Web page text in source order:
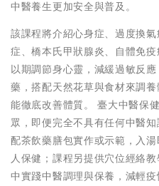
中醫養生更加安全與普及。
該課程將介紹心身症、過度換
症、橋本氏甲狀腺炎、自體免
以期調節身心靈，減緩過敏反
藥，搭配天然花草與食材來調
能徹底改善體質。 臺大中醫保
眾，即便完全不具有任何中醫
配茶飲藥膳包實作或示範，入
人保健；課程另提供穴位經絡
中實踐中醫調理與保養，減輕